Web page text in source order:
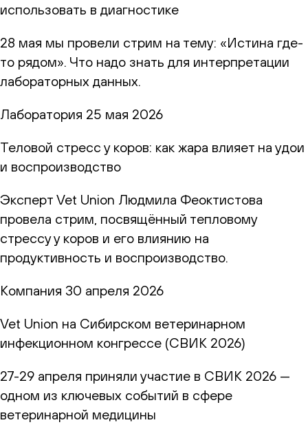
использовать в диагностике
28 мая мы провели стрим на тему: «Истина где-
то рядом». Что надо знать для интерпретации
лабораторных данных.
Лаборатория 25 мая 2026
Теловой стресс у коров: как жара влияет на удои
и воспроизводство
Эксперт Vet Union Людмила Феоктистова
провела стрим, посвящённый тепловому
стрессу у коров и его влиянию на
продуктивность и воспроизводство.
Компания 30 апреля 2026
Vet Union на Сибирском ветеринарном
инфекционном конгрессе (СВИК 2026)
27-29 апреля приняли участие в СВИК 2026 —
одном из ключевых событий в сфере
ветеринарной медицины